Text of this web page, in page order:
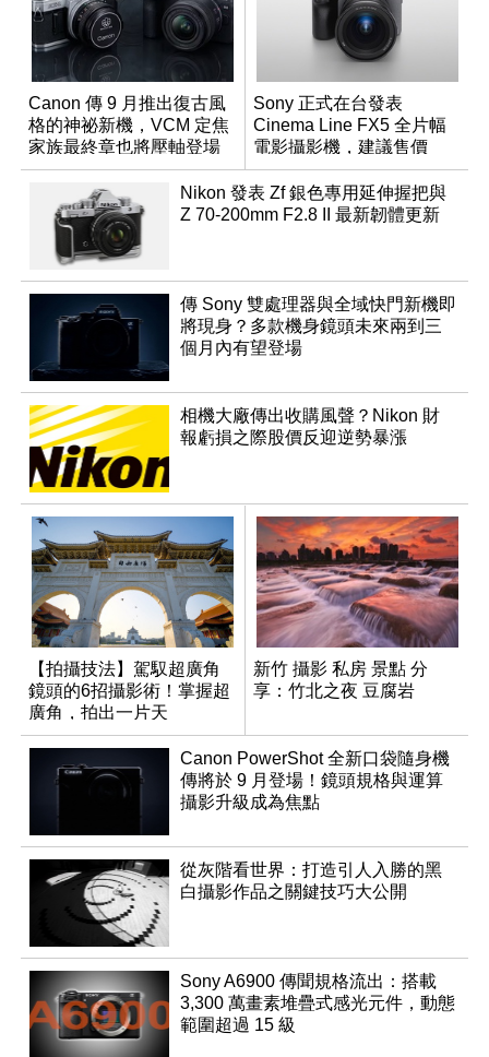
Canon 傳 9 月推出復古風
格的神祕新機，VCM 定焦
家族最終章也將壓軸登場
Sony 正式在台發表
Cinema Line FX5 全片幅
電影攝影機，建議售價
NT$144,980
Nikon 發表 Zf 銀色專用延伸握把與
Z 70-200mm F2.8 II 最新韌體更新
傳 Sony 雙處理器與全域快門新機即
將現身？多款機身鏡頭未來兩到三
個月內有望登場
相機大廠傳出收購風聲？Nikon 財
報虧損之際股價反迎逆勢暴漲
【拍攝技法】駕馭超廣角
鏡頭的6招攝影術！掌握超
廣角，拍出一片天
新竹 攝影 私房 景點 分
享：竹北之夜 豆腐岩
Canon PowerShot 全新口袋隨身機
傳將於 9 月登場！鏡頭規格與運算
攝影升級成為焦點
從灰階看世界：打造引人入勝的黑
白攝影作品之關鍵技巧大公開
Sony A6900 傳聞規格流出：搭載
3,300 萬畫素堆疊式感光元件，動態
範圍超過 15 級